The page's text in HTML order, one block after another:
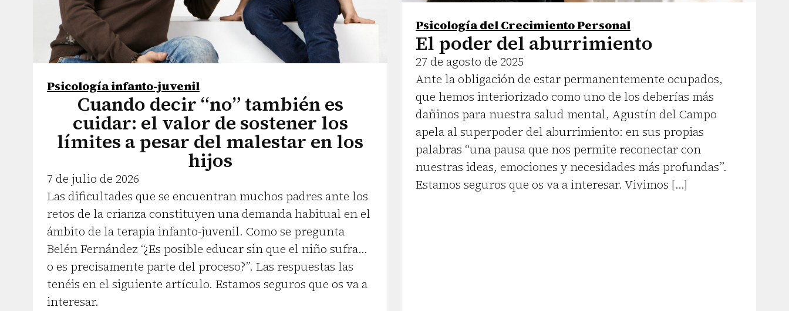
Psicología infanto-juvenil
Cuando decir “no” también es
cuidar: el valor de sostener los
límites a pesar del malestar en los
hijos
7 de julio de 2026
Las dificultades que se encuentran muchos padres ante los
retos de la crianza constituyen una demanda habitual en el
ámbito de la terapia infanto-juvenil. Como se pregunta
Belén Fernández “¿Es posible educar sin que el niño sufra...
o es precisamente parte del proceso?”. Las respuestas las
tenéis en el siguiente artículo. Estamos seguros que os va a
interesar.
Psicología del Crecimiento Personal
El poder del aburrimiento
27 de agosto de 2025
Ante la obligación de estar permanentemente ocupados,
que hemos interiorizado como uno de los deberías más
dañinos para nuestra salud mental, Agustín del Campo
apela al superpoder del aburrimiento: en sus propias
palabras “una pausa que nos permite reconectar con
nuestras ideas, emociones y necesidades más profundas”.
Estamos seguros que os va a interesar. Vivimos […]